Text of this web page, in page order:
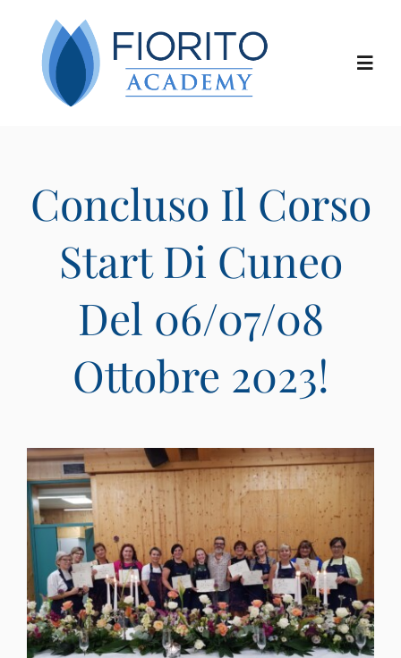
contenuto
I corsi
I docenti
Le location
Calendario
Shop
Concluso Il Corso
Start Di Cuneo
Del 06/07/08
Ottobre 2023!